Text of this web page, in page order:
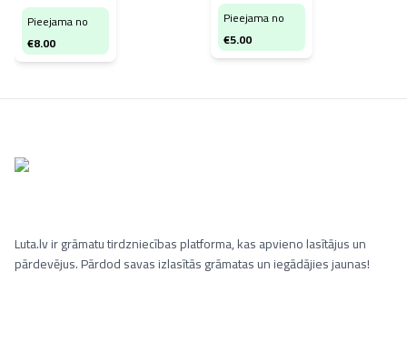
Pieejama no
€8.00
Pieejama no
€5.00
Luta.lv ir grāmatu tirdzniecības platforma, kas apvieno lasītājus un
pārdevējus. Pārdod savas izlasītās grāmatas un iegādājies jaunas!